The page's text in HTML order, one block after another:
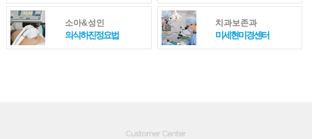
소아&성인
의식하진정요법
치과보존과
미세현미경센터